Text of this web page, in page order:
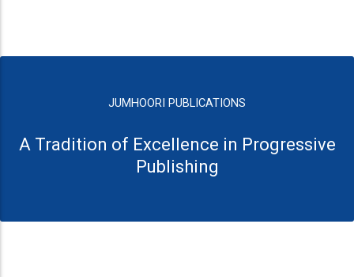
JUMHOORI PUBLICATIONS
A Tradition of Excellence in Progressive
Publishing